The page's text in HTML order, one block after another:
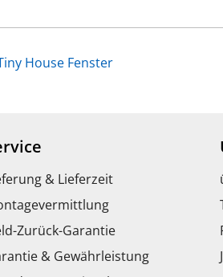
House Fenster
& Lieferzeit
Zurück-Garantie
& Gewährleistung